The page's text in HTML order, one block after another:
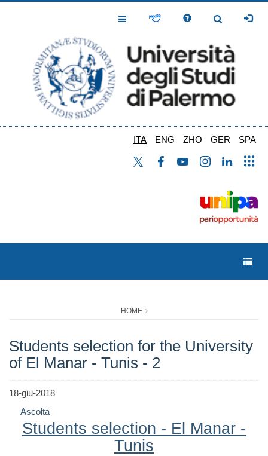
Toggle
Toggle
ITA ENG ZHO GER SPA
HOME
Students selection for the University
of El Manar - Tunis - 2
18-giu-2018
Ascolta
Students selection - El Manar -
Tunis